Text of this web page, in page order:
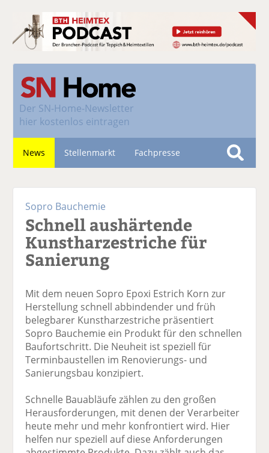
Der SN-Home-Newsletter
hier kostenlos eintragen
News Stellenmarkt Fachpresse
S
Sopro Bauchemie
Schnell aushärtende
Kunstharzestriche für
Sanierung
Mit dem neuen Sopro Epoxi Estrich Korn zur
Herstellung schnell abbindender und früh
belegbarer Kunstharzestriche präsentiert
Sopro Bauchemie ein Produkt für den schnellen
Baufortschritt. Die Neuheit ist speziell für
Terminbaustellen im Renovierungs- und
Sanierungsbau konzipiert.
Schnelle Bauabläufe zählen zu den großen
Herausforderungen, mit denen der Verarbeiter
heute mehr und mehr konfrontiert wird. Hier
helfen nur speziell auf diese Anforderungen